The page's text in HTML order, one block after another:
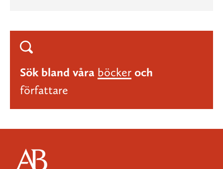
Sök bland våra böcker och
författare